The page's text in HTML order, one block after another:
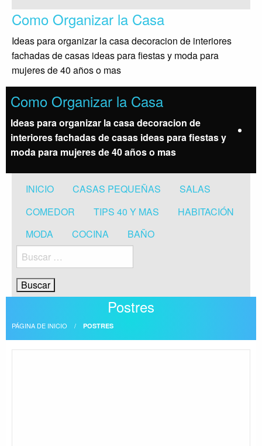
Saltar
contenido
Como Organizar la Casa
Ideas para organizar la casa decoracion de interiores
fachadas de casas ideas para fiestas y moda para
mujeres de 40 años o mas
Como Organizar la Casa
Ideas para organizar la casa decoracion de
interiores fachadas de casas ideas para fiestas y
moda para mujeres de 40 años o mas
INICIO CASAS PEQUEÑAS
SALAS
COMEDOR
TIPS 40 Y MAS
HABITACIÓN
MODA
COCINA BAÑO
Buscar:
Postres
PÁGINA DE INICIO POSTRES